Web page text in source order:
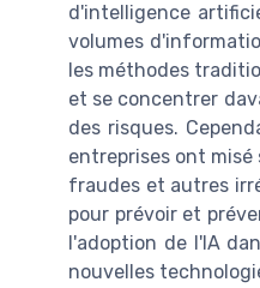
d'intelligence
volumes
les méthodes
et se concentrer
des risques.
entreprises ont
fraudes et autres
pour prévoir et
l'adoption de l'IA
nouvelles